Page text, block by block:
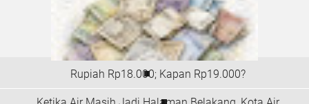
Rupiah Rp18.000; Kapan Rp19.000?